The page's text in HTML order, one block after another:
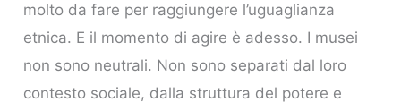
molto da fare per raggiungere l’uguaglianza
etnica. E il momento di agire è adesso. I musei
non sono neutrali. Non sono separati dal loro
contesto sociale, dalla struttura del potere e